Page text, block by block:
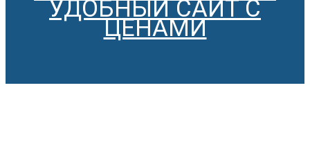
УДОБНЫЙ САЙТ С
ЦЕНАМИ